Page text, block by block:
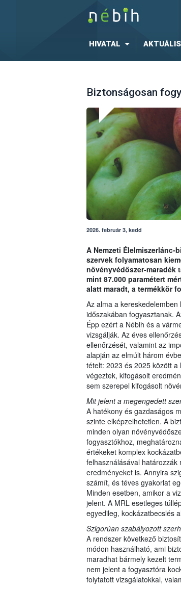
HIVATAL AKTUÁLIS
Biztonságosan
2026. február 3, kedd
A Nemzeti
szervek folyamatosan
növényvédőszer-maradék
mint 87.000 paramétert
alatt maradt, a termékkör
Az alma a
időszakában fogyasztanak.
Épp ezért a Nébih és a
vizsgálják. Az éves
ellenőrzését, valamint az
alapján az elmúlt három
tételt: 2023 és 2025 között
végeztek, kifogásolt
sem szerepel kifogásolt
Mit jelent a megengedett
A hatékony és gazdaságos
szinte elképzelhetetlen. A
minden olyan
fogyasztókhoz,
értékeket komplex
felhasználásával
eredményeket is. Annyira
számít, és téves gyakorlat
Minden esetben, amikor a
jelent. A MRL esetleges
egyedileg, kockázatbecslés
Szigorúan szabályozott
A rendszer következő
módon használható, ami
maradhat bármely kezelt
nem jelent a fogyasztóra
folytatott vizsgálatokkal,